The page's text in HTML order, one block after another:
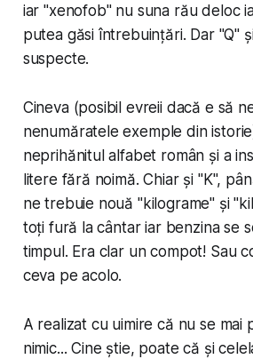
iar "xenofob" nu suna rău deloc
putea găsi întrebuințări. Dar "Q"
suspecte.
Cineva (posibil evreii dacă e să
nenumăratele exemple din
neprihănitul alfabet român și a
litere fără noimă. Chiar și "K",
ne trebuie nouă "kilograme" și
toți fură la cântar iar benzina se
timpul. Era clar un compot! Sau
ceva pe acolo.
A realizat cu uimire că nu se mai
nimic... Cine știe, poate că și